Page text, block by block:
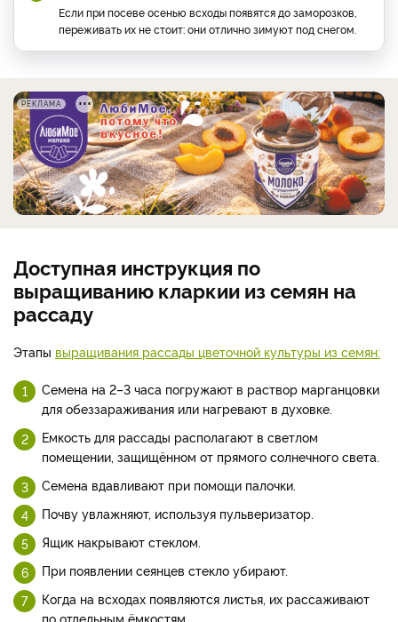
Если при посеве осенью всходы появятся до заморозков,
переживать их не стоит: они отлично зимуют под снегом.
РЕКЛАМА
Доступная инструкция по
выращиванию кларкии из семян на
рассаду
Этапы выращивания рассады цветочной культуры из семян:
Семена на 2–3 часа погружают в раствор марганцовки
для обеззараживания или нагревают в духовке.
Емкость для рассады располагают в светлом
помещении, защищённом от прямого солнечного света.
Семена вдавливают при помощи палочки.
Почву увлажняют, используя пульверизатор.
Ящик накрывают стеклом.
При появлении сеянцев стекло убирают.
Когда на всходах появляются листья, их рассаживают
по отдельным ёмкостям.